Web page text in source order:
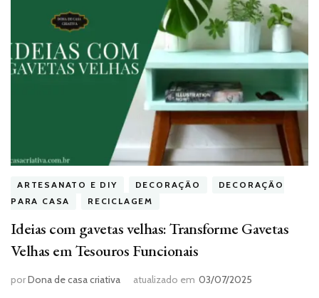
ARTESANATO E DIY DECORAÇÃO
DECORAÇÃO
PARA CASA
RECICLAGEM
Ideias com gavetas velhas: Transforme Gavetas
Velhas em Tesouros Funcionais
porDona de casa criativa atualizado em 03/07/2025